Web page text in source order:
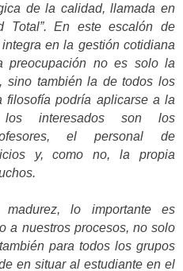
de la calidad, llamada en
Total”. En este escalón de
en la gestión cotidiana
preocupación no es solo la
sino también la de todos los
filosofía podría aplicarse a la
los interesados son los
el personal de
y, como no, la propia
lo importante es
a nuestros procesos, no solo
para todos los grupos
en situar al estudiante en el